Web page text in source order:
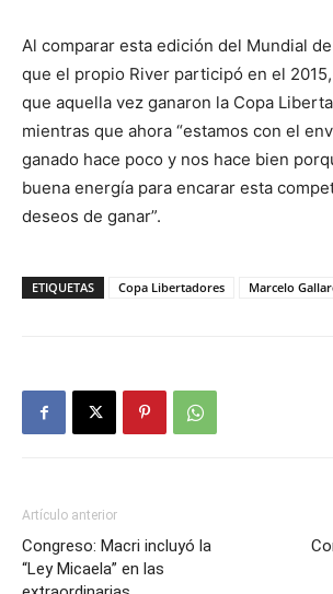
Al comparar esta edición del Mundial
que el propio River participó en el
que aquella vez ganaron la Copa
mientras que ahora “estamos con el
ganado hace poco y nos hace bien
buena energía para encarar esta
deseos de ganar”.
ETIQUETAS Copa Libertadores Marcelo
Artículo anterior
Congreso: Macri incluyó la
“Ley Micaela” en las